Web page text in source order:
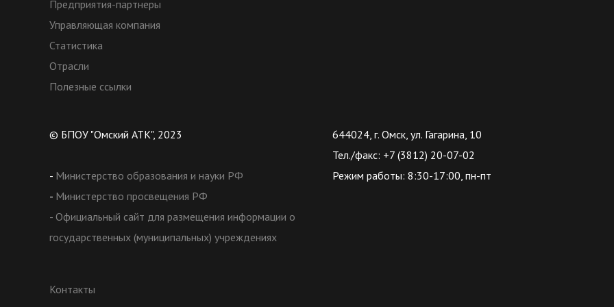
Предприятия-партнеры
Управляющая компания
Статистика
Отрасли
Полезные ссылки
© БПОУ "Омский АТК", 2023
- Министерство образования и науки РФ
- Министерство просвещения РФ
- Официальный сайт для размещения информации о
государственных (муниципальных) учреждениях
Контакты
644024, г. Омск, ул. Гагарина, 10
Тел./факс: +7 (3812) 20-07-02
Режим работы: 8:30-17:00, пн-пт